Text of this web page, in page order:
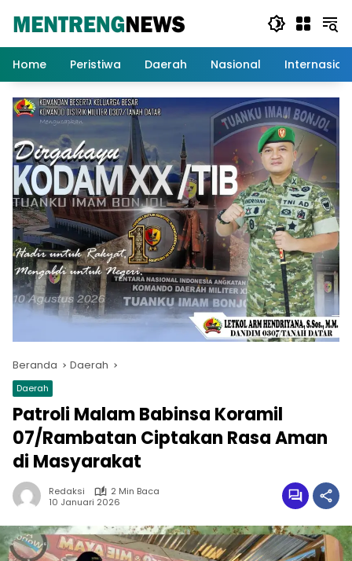
Home
Peristiwa Daerah Nasional
Beranda Daerah
Daerah
Patroli Malam Babinsa Koramil
07/Rambatan Ciptakan Rasa Aman
di Masyarakat
Redaksi
2 Min Baca
10 Januari 2026